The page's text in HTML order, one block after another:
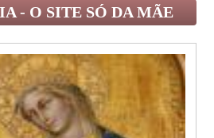
- O SITE SÓ DA MÃE